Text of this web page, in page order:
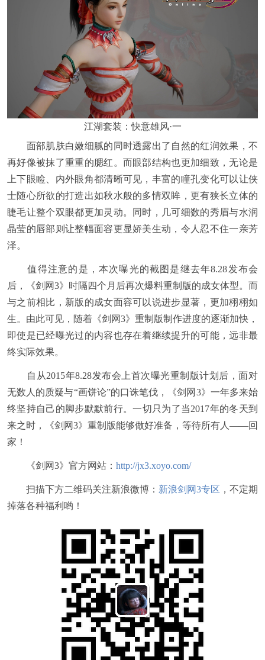
江湖套装：快意雄风·一
面部肌肤白嫩细腻的同时透露出了自然的红润效果，不
再好像被抹了重重的腮红。而眼部结构也更加细致，无论是
上下眼睑、内外眼角都清晰可见，丰富的瞳孔变化可以让侠
士随心所欲的打造出如秋水般的多情双眸，更有狭长立体的
睫毛让整个双眼都更加灵动。同时，几可细数的秀眉与水润
晶莹的唇部则让整幅面容更显娇美生动，令人忍不住一亲芳
泽。
值得注意的是，本次曝光的截图是继去年8.28发布会
后，《剑网3》时隔四个月后再次爆料重制版的成女体型。而
与之前相比，新版的成女面容可以说进步显著，更加栩栩如
生。由此可见，随着《剑网3》重制版制作进度的逐渐加快，
即使是已经曝光过的内容也存在着继续提升的可能，远非最
终实际效果。
自从2015年8.28发布会上首次曝光重制版计划后，面对
无数人的质疑与“画饼论”的口诛笔伐，《剑网3》一年多来始
终坚持自己的脚步默默前行。一切只为了当2017年的冬天到
来之时，《剑网3》重制版能够做好准备，等待所有人——回
家！
《剑网3》官方网站： http://jx3.xoyo.com/
扫描下方二维码关注新浪微博： 新浪剑网3专区 ，不定期
掉落各种福利哟！